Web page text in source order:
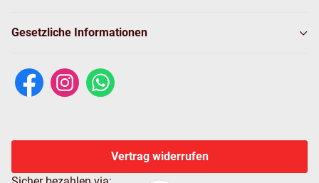
Gesetzliche Informationen
Vertrag widerrufen